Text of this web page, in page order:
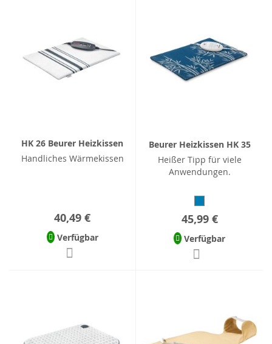
HK 26 Beurer Heizkissen
Handliches Wärmekissen
40,49 €
Verfügbar
Beurer Heizkissen HK 35
Heißer Tipp für viele
Anwendungen.
45,99 €
Verfügbar